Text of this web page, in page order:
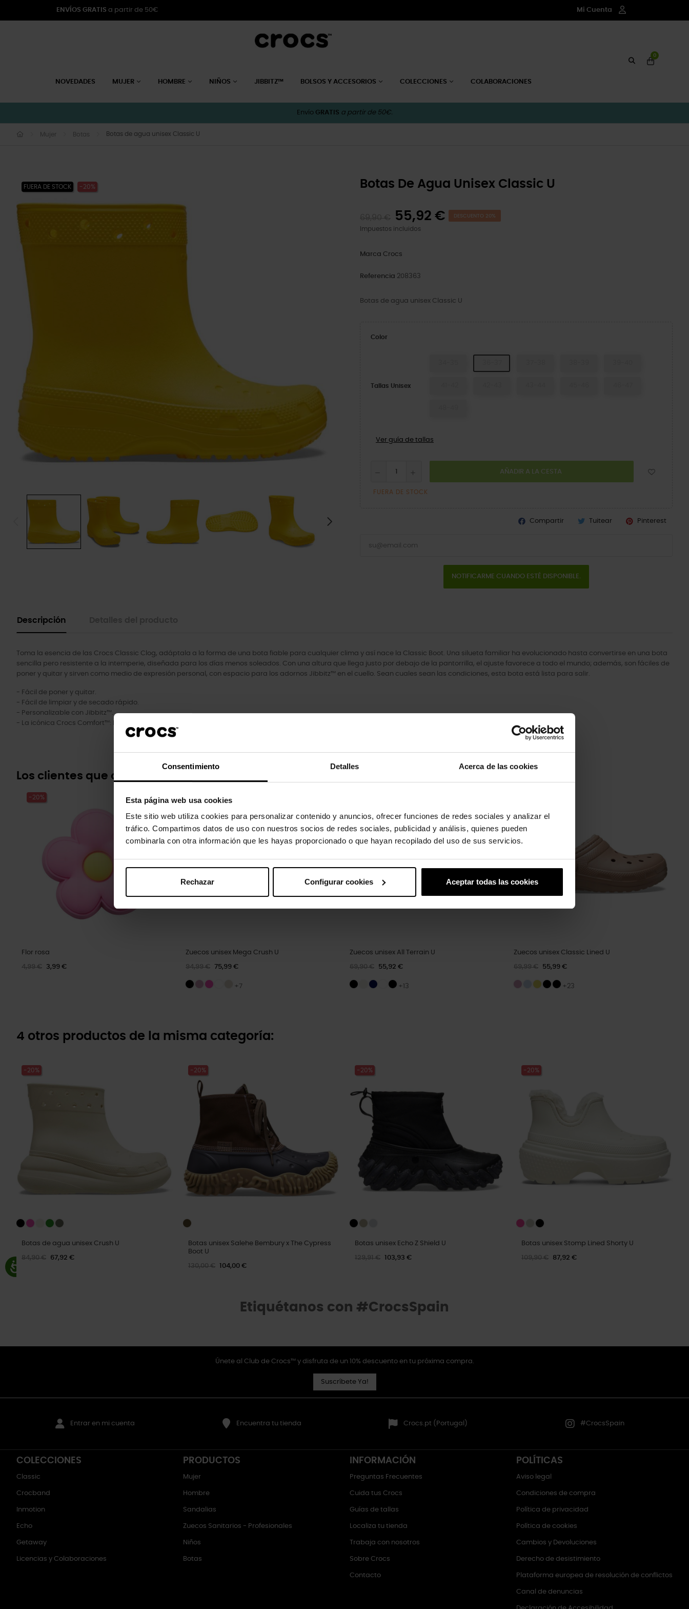
Consentimiento Detalles Acerca de las cookies
Esta página web usa cookies
Este sitio web utiliza cookies para personalizar contenido y anuncios, ofrecer funciones de redes sociales y analizar el
tráfico. Compartimos datos de uso con nuestros socios de redes sociales, publicidad y análisis, quienes pueden
combinarla con otra información que les hayas proporcionado o que hayan recopilado del uso de sus servicios.
Rechazar Configurar cookies Aceptar todas las cookies
ENVÍOS GRATIS a partir de 50€ Mi Cuenta
NOVEDADES MUJER HOMBRE NIÑOS JIBBITZ™ BOLSOS Y ACCESORIOS COLECCIONES COLABORACIONES
0
Envío GRATIS a partir de 50€.
Mujer Botas Botas de agua unisex Classic U
FUERA DE STOCK -20% Botas De Agua Unisex Classic U
55,92 € DESCUENTO 20%
Impuestos incluidos
Marca Crocs
Referencia 208363
Botas de agua unisex Classic U
Color
Tallas Unisex
Ver guía de tallas
AÑADIR A LA CESTA
FUERA DE STOCK
Compartir Tuitear Pinterest
NOTIFICARME CUANDO ESTÉ DISPONIBLE.
Descripción
Toma la esencia de las Crocs Classic Clog, adáptala a la forma de una bota fiable para cualquier clima y así nace la Classic Boot. Una silueta familiar ha evolucionado hasta convertirse en una bota
sencilla pero resistente a la intemperie, diseñada para los días menos soleados. Con una altura que llega justo por debajo de la pantorrilla, el ajuste favorece a todo el mundo; además, son fáciles de
poner y quitar y sirven como medio de expresión personal, con espacio para los adornos Jibbitz™ en el cuello. Sean cuales sean las condiciones, esta bota está lista para salir.
- Fácil de poner y quitar.
- Fácil de limpiar y de secado rápido.
- Personalizable con Jibbitz™.
- La icónica Crocs Comfort™: Ligera. Flexible. Comodidad en 360 grados.
Los clientes que compraron este producto también han comprado:
-20%
Flor rosa
4,99 € 3,99 €
Zuecos unisex Mega Crush U
94,99 € 75,99 €
+7
Zuecos unisex All Terrain U
69,90 € 55,92 €
+13
Zuecos unisex Classic Lined U
69,99 € 55,99 €
+23
4 otros productos de la misma categoría:
-20%
Botas de agua unisex Crush U
84,90 € 67,92 €
-20%
Botas unisex Salehe Bembury x The Cypress
Boot U
130,00 € 104,00 €
-20%
Botas unisex Echo Z Shield U
129,91 € 103,93 €
-20%
Botas unisex Stomp Lined Shorty U
109,90 € 87,92 €
Etiquétanos con #CrocsSpain
Únete al Club de Crocs™ y disfruta de un 10% descuento en tu próxima compra.
Suscríbete Ya!
Entrar en mi cuenta Encuentra tu tienda Crocs.pt (Portugal) #CrocsSpain
COLECCIONES
Classic
Crocband
Inmotion
Echo
Getaway
Licencias y Colaboraciones
PRODUCTOS
Mujer
Hombre
Sandalias
Zuecos Sanitarios - Profesionales
Niños
Botas
INFORMACIÓN
Preguntas Frecuentes
Cuida tus Crocs
Guías de tallas
Localiza tu tienda
Trabaja con nosotros
Sobre Crocs
Contacto
POLÍTICAS
Aviso legal
Condiciones de compra
Política de privacidad
Política de cookies
Cambios y Devoluciones
Derecho de desistimiento
Plataforma europea de resolución de conflictos
Canal de denuncias